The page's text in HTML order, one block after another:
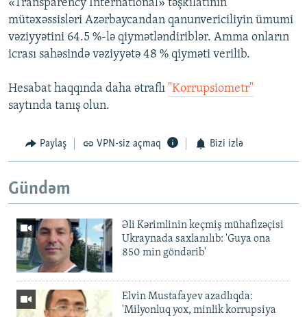
«Transparency İnternational» təşkilatının
mütəxəssisləri Azərbaycandan qanunvericiliyin ümumi
vəziyyətini 64.5 %-lə qiymətləndiriblər. Amma onların
icrası sahəsində vəziyyətə 48 % qiyməti verilib.
Hesabat haqqında daha ətraflı "Korrupsiometr"
saytında tanış olun.
Paylaş VPN-siz açmaq Bizi izlə
Gündəm
Əli Kərimlinin keçmiş mühafizəçisi
Ukraynada saxlanılıb: 'Guya ona
850 min göndərib'
Elvin Mustafayev azadlıqda:
'Milyonluq yox, minlik korrupsiya